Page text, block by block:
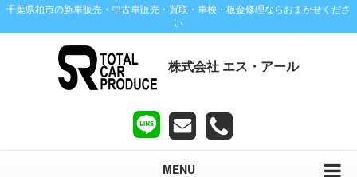
千葉県柏市の新車販売・中古車販売・買取・車検・板金修理ならおまかせくださ
い
株式会社 エス・アール
MENU